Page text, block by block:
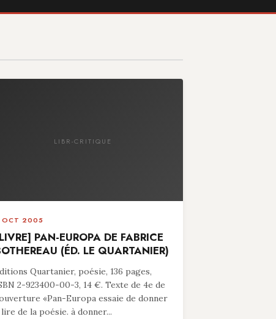
LIBR-CRITIQUE
OCT 2005
PAN-EUROPA DE FABRICE
(ÉD. LE QUARTANIER)
Quartanier, poésie, 136 pages,
2-923400-00-3, 14 €. Texte de 4e de
«Pan-Europa essaie de donner
lire de la poésie. à donner...